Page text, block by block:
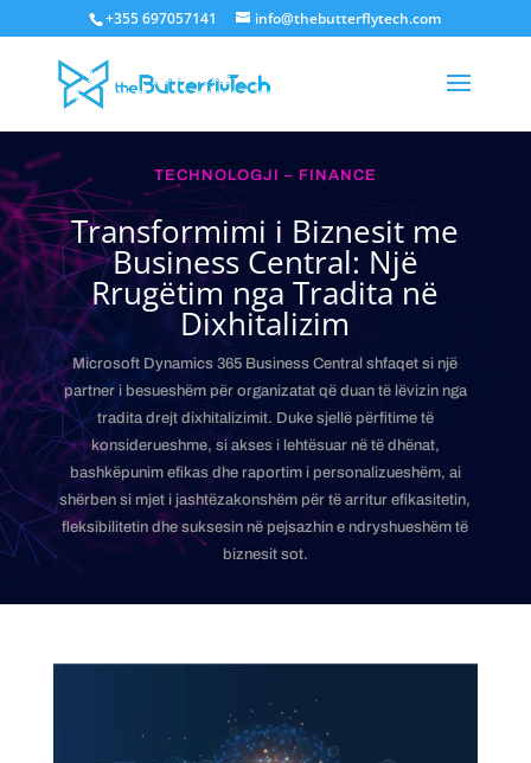
+355 697057141 info@thebutterflytech.com
TECHNOLOGJI – FINANCE
Transformimi i Biznesit me
Business Central: Një
Rrugëtim nga Tradita në
Dixhitalizim
Microsoft Dynamics 365 Business Central shfaqet si një
partner i besueshëm për organizatat që duan të lëvizin nga
tradita drejt dixhitalizimit. Duke sjellë përfitime të
konsiderueshme, si akses i lehtësuar në të dhënat,
bashkëpunim efikas dhe raportim i personalizueshëm, ai
shërben si mjet i jashtëzakonshëm për të arritur efikasitetin,
fleksibilitetin dhe suksesin në pejsazhin e ndryshueshëm të
biznesit sot.